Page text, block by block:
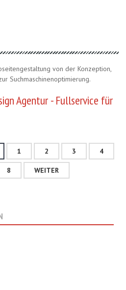
von der Konzeption,
Suchmaschinenoptimierung.
Agentur - Fullservice für
1 2 3 4
8 WEITER